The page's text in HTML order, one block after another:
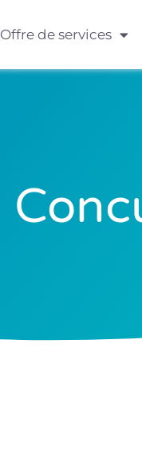
Offre de services